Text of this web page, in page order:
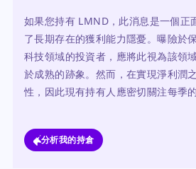
如果您持有 LMND，此消息是一個正
了長期存在的獲利能力隱憂。曝險於
科技領域的投資者，應將此視為該領
於成熟的跡象。然而，在實現淨利潤
性，因此現有持有人應密切關注每季
分析我的持倉